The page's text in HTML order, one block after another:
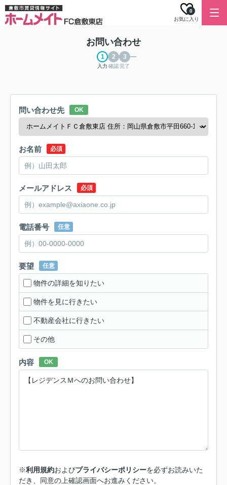
お気に入り
0
お問い合わせ
入力 確認完了
問い合わせ先 OK
お名前 必須
メールアドレス 必須
電話番号 任意
要望 任意
物件の詳細を知りたい
物件を見に行きたい
不動産会社に行きたい
その他
内容 OK
※利用規約およびプライバシーポリシーを必ずお読みいた
だき、同意の上確認画面へお進みください。